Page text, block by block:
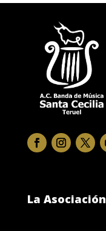
La Asociación